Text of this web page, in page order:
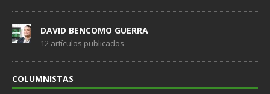
DAVID BENCOMO GUERRA
12 artículos publicados
COLUMNISTAS